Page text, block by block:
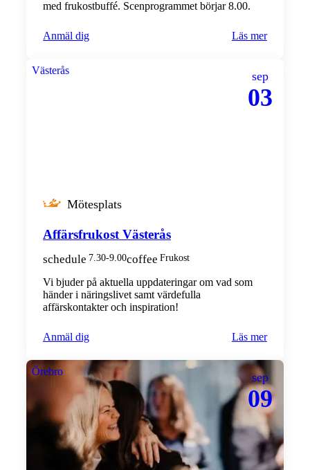
med frukostbuffé. Scenprogrammet börjar 8.00.
Anmäl dig Läs mer
Västerås sep
03
Mötesplats
Affärsfrukost Västerås
schedule 7.30-9.00coffee Frukost
Vi bjuder på aktuella uppdateringar om vad som
händer i näringslivet samt värdefulla
affärskontakter och inspiration!
Anmäl dig Läs mer
Örebro sep
09